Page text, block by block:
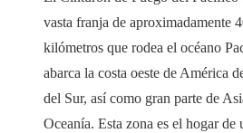
vasta franja de aproximadamente
kilómetros que rodea el océano
abarca la costa oeste de América
del Sur, así como gran parte de
Oceanía. Esta zona es el hogar de